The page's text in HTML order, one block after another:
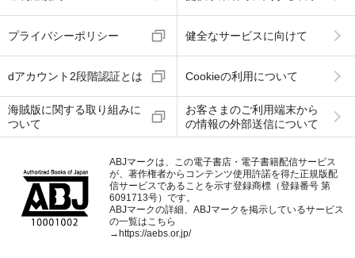
プライバシーポリシー 健全なサービスに向けて
dアカウント2段階認証とは Cookieの利用について
海賊版に関する取り組みに
ついて
お客さまのご利用端末から
の情報の外部送信について
ABJマークは、この電子書店・電子書籍配信サービス
が、著作権者からコンテンツ使用許諾を得た正規版配
信サービスであることを示す登録商標（登録番号 第
6091713号）です。
ABJマークの詳細、ABJマークを掲示しているサービス
の一覧はこちら
→ https://aebs.or.jp/